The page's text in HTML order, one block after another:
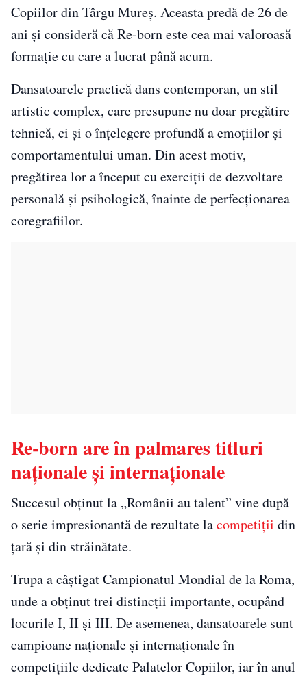
Copiilor din Târgu Mureș. Aceasta predă de 26 de
ani și consideră că Re-born este cea mai valoroasă
formație cu care a lucrat până acum.
Dansatoarele practică dans contemporan, un stil
artistic complex, care presupune nu doar pregătire
tehnică, ci și o înțelegere profundă a emoțiilor și
comportamentului uman. Din acest motiv,
pregătirea lor a început cu exerciții de dezvoltare
personală și psihologică, înainte de perfecționarea
coregrafiilor.
Re-born are în palmares titluri
naționale și internaționale
Succesul obținut la „Românii au talent” vine după
o serie impresionantă de rezultate lacompetiții din
țară și din străinătate.
Trupa a câștigat Campionatul Mondial de la Roma,
unde a obținut trei distincții importante, ocupând
locurile I, II și III. De asemenea, dansatoarele sunt
campioane naționale și internaționale în
competițiile dedicate Palatelor Copiilor, iar în anul